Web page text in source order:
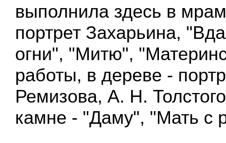
выполнила здесь в
портрет Захарьина,
огни", "Митю",
работы, в дереве -
Ремизова, А. Н.
камне - "Даму", "Мать с